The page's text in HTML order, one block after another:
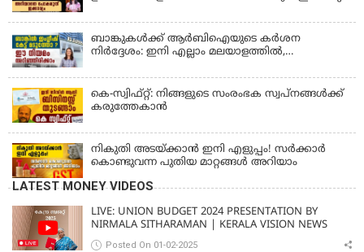
ബാങ്കുകൾക്ക് ആർബിഐയുടെ കർശന
നിർദ്ദേശം: ഇനി എല്ലാം മലയാളത്തിൽ,
കെ-സ്വിഫ്റ്റ്: നിങ്ങളുടെ സംരംഭക സ്വപ്നങ്ങൾക്ക്
കരുത്തേകാൻ
നികുതി അടയ്ക്കാൻ ഇനി എളുപ്പം! സർക്കാർ
കൊണ്ടുവന്ന പുതിയ മാറ്റങ്ങൾ അറിയാം
LATEST MONEY VIDEOS
LIVE: UNION BUDGET 2024 PRESENTATION BY
NIRMALA SITHARAMAN | KERALA VISION NEWS
Posted On 01-02-2025